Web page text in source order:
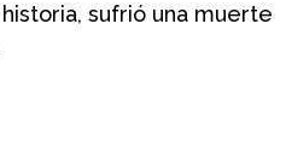
sufrió una muerte